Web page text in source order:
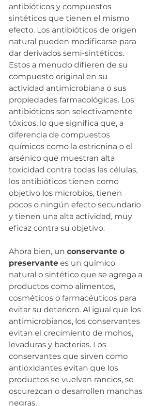
antibióticos y compuestos
sintéticos que tienen el mismo
efecto. Los antibióticos de origen
natural pueden modificarse para
dar derivados semi-sintéticos.
Estos a menudo difieren de su
compuesto original en su
actividad antimicrobiana o sus
propiedades farmacológicas. Los
antibióticos son selectivamente
tóxicos, lo que significa que, a
diferencia de compuestos
químicos como la estricnina o el
arsénico que muestran alta
toxicidad contra todas las células,
los antibióticos tienen como
objetivo los microbios, tienen
pocos o ningún efecto secundario
y tienen una alta actividad, muy
eficaz contra su objetivo.
Ahora bien, un conservante o
preservante es un químico
natural o sintético que se agrega a
productos como alimentos,
cosméticos o farmacéuticos para
evitar su deterioro. Al igual que los
antimicrobianos, los conservantes
evitan el crecimiento de mohos,
levaduras y bacterias. Los
conservantes que sirven como
antioxidantes evitan que los
productos se vuelvan rancios, se
oscurezcan o desarrollen manchas
negras.